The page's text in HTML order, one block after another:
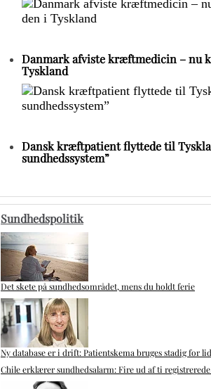
Danmark afviste kræftmedicin – nu
Tyskland
Dansk kræftpatient flyttede til
sundhedssystem”
Sundhedspolitik
Det skete på sundhedsområdet, mens du holdt ferie
Ny database er i drift: Patientskema bruges stadig for
Chile erklærer sundhedsalarm: Fire ud af ti